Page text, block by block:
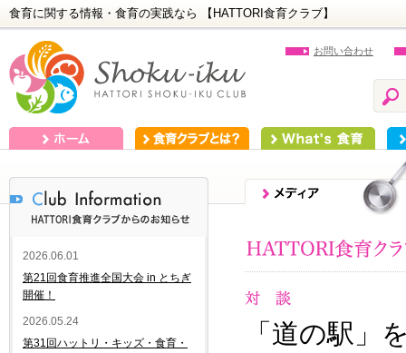
食育に関する情報・食育の実践なら 【HATTORI食育クラブ】
お問い合わせ
「道の駅」
2026.06.01
第21回食育推進全国大会 in とちぎ
開催！
2026.05.24
第31回ハットリ・キッズ・食育・